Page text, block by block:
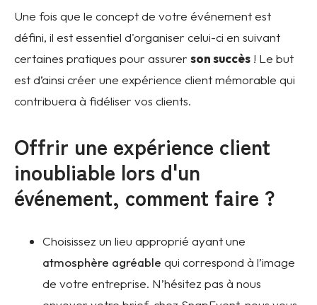
Une fois que le concept de votre événement est
défini, il est essentiel d'organiser celui-ci en suivant
certaines pratiques pour assurer son succès ! Le but
est d’ainsi créer une expérience client mémorable qui
contribuera à fidéliser vos clients.
Offrir une expérience client
inoubliable lors d'un
événement, comment faire ?
Choisissez un lieu approprié ayant une
atmosphère agréable qui correspond à l’image
de votre entreprise. N’hésitez pas à nous